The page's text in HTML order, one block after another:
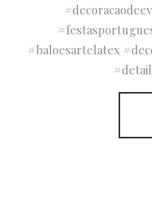
#baloesartelatex